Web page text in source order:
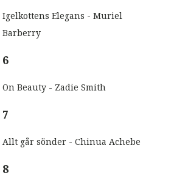
Igelkottens Elegans - Muriel
Barberry
6
On Beauty - Zadie Smith
7
Allt går sönder - Chinua Achebe
8